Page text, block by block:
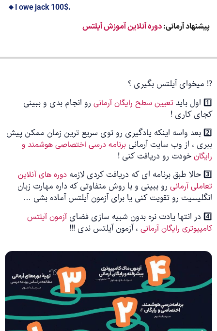
.
I owe jack 100$
🔸️
پیشنهاد آرمانی:دوره آنلاین آموزش آیلتس
⁉️ میخوای آیلتس بگیری ؟
1️⃣ اول باید
تعیین سطح رایگان آرمانی رو انجام بدی و ببینی
کجای کاری !
2️⃣ بعد واسه اینکه یادگیری رو توی سریع ترین زمان ممکن پیش
ببری ، از وب سایت آرمانی برنامه درسی اختصاصی هوشمند و
رایگان خودت رو دریافت کنی !
3️⃣ حالا طبق برنامه ای که دریافت کردی لازمه
دوره های آنلاین
تعاملی آرمانی رو ببینی و با روش متفاوتی که داره مهارت زبان
انگلیسیت رو تقویت کنی یا برای آزمون آیلتس آماده بشی …
4️⃣ در انتها یادت نره بدون شبیه سازی فضای
آزمون آیلتس
کامپیوتری رایگان آرمانی ، آزمون آیلتس ندی !!!